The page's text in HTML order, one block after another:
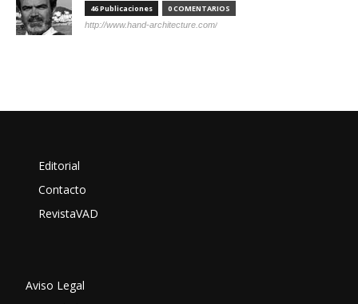
46 Publicaciones 0 COMENTARIOS
http://www.hand-architecture.com/
Editorial
Contacto
RevistaVAD
Aviso Legal